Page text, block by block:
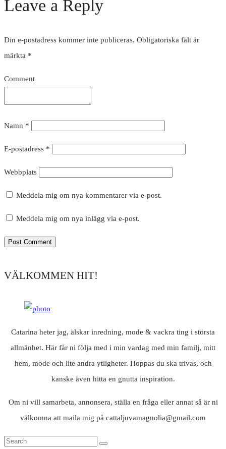
Leave a Reply
Din e-postadress kommer inte publiceras. Obligatoriska fält är
märkta *
Comment
Namn *
E-postadress *
Webbplats
Meddela mig om nya kommentarer via e-post.
Meddela mig om nya inlägg via e-post.
VÄLKOMMEN HIT!
Catarina heter jag, älskar inredning, mode & vackra ting i största
allmänhet. Här får ni följa med i min vardag med min familj, mitt
hem, mode och lite andra ytligheter. Hoppas du ska trivas, och
kanske även hitta en gnutta inspiration.
Om ni vill samarbeta, annonsera, ställa en fråga eller annat så är ni
välkomna att maila mig på cattaljuvamagnolia@gmail.com